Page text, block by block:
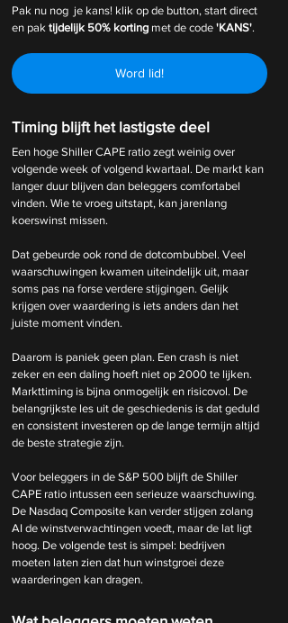
Pak nu nog  je kans! klik op de button, start direct
en pak tijdelijk 50% korting met de code 'KANS'.
Word lid!
Timing blijft het lastigste deel
Een hoge Shiller CAPE ratio zegt weinig over
volgende week of volgend kwartaal. De markt kan
langer duur blijven dan beleggers comfortabel
vinden. Wie te vroeg uitstapt, kan jarenlang
koerswinst missen.
Dat gebeurde ook rond de dotcombubbel. Veel
waarschuwingen kwamen uiteindelijk uit, maar
soms pas na forse verdere stijgingen. Gelijk
krijgen over waardering is iets anders dan het
juiste moment vinden.
Daarom is paniek geen plan. Een crash is niet
zeker en een daling hoeft niet op 2000 te lijken.
Markttiming is bijna onmogelijk en risicovol. De
belangrijkste les uit de geschiedenis is dat geduld
en consistent investeren op de lange termijn altijd
de beste strategie zijn.
Voor beleggers in de S&P 500 blijft de Shiller
CAPE ratio intussen een serieuze waarschuwing.
De Nasdaq Composite kan verder stijgen zolang
AI de winstverwachtingen voedt, maar de lat ligt
hoog. De volgende test is simpel: bedrijven
moeten laten zien dat hun winstgroei deze
waarderingen kan dragen.